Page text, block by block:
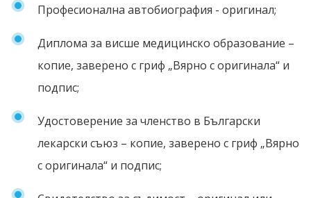
Професионална автобиография - оригинал;
Диплома за висше медицинско образование –
копие, заверено с гриф „Вярно с оригинала“ и
подпис;
Удостоверение за членство в Български
лекарски съюз – копие, заверено с гриф „Вярно
с оригинала“ и подпис;